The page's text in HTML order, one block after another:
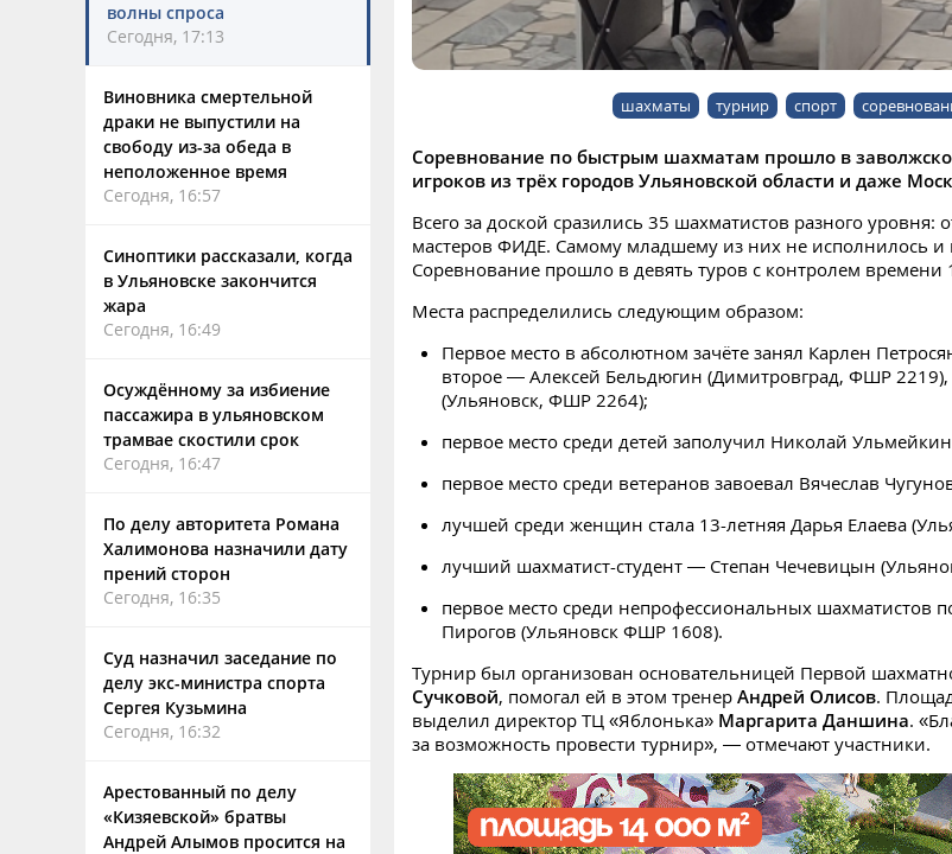
волны спроса
Сегодня, 17:13
Виновника смертельной
драки не выпустили на
свободу из-за обеда в
неположенное время
Сегодня, 16:57
Синоптики рассказали, когда
в Ульяновске закончится
жара
Сегодня, 16:49
Осуждённому за избиение
пассажира в ульяновском
трамвае скостили срок
Сегодня, 16:47
По делу авторитета Романа
Халимонова назначили дату
прений сторон
Сегодня, 16:35
Суд назначил заседание по
делу экс-министра спорта
Сергея Кузьмина
Сегодня, 16:32
Арестованный по делу
«Кизяевской» братвы
Андрей Алымов просится на
шахматы турнир спорт
Соревнование по быстрым шахматам прошло в
игроков из трёх городов Ульяновской области и даже
Всего за доской сразились 35 шахматистов разного
мастеров ФИДЕ. Самому младшему из них не исполнилось и
Соревнование прошло в девять туров с контролем времени
Места распределились следующим образом:
Первое место в абсолютном зачёте занял Карлен
второе — Алексей Бельдюгин (Димитровград, ФШР
(Ульяновск, ФШР 2264);
первое место среди детей заполучил Николай
первое место среди ветеранов завоевал Вячеслав
лучшей среди женщин стала 13-летняя Дарья Елаева
лучший шахматист-студент — Степан Чечевицын
первое место среди непрофессиональных шахматистов
Пирогов (Ульяновск ФШР 1608).
Турнир был организован основательницей Первой
Сучковой, помогал ей в этом тренер Андрей Олисов.
выделил директор ТЦ «Яблонька» Маргарита Даншина.
за возможность провести турнир», — отмечают участники.